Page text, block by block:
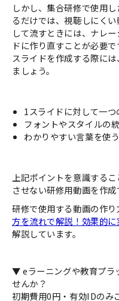
しかし、集合研修で使用
るだけでは、視聴しにく
して流すときには、ナレ
ドに作り直すことが必要で
スライドを作成する際に
ましょう。
1スライドに対して一つ
フォントやスタイルの
わかりやすい言葉を使う
上記ポイントを意識する
させない研修用動画を作成
研修で使用する動画の作
方を流れで解説！効果的
解説しています。
▼ eラーニングや教育プラ
せんか？
初期費用0円・有効IDのみ